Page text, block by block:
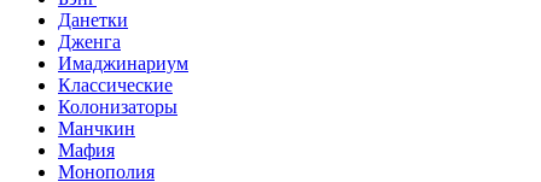
Данетки
Дженга
Имаджинариум
Классические
Колонизаторы
Манчкин
Мафия
Монополия